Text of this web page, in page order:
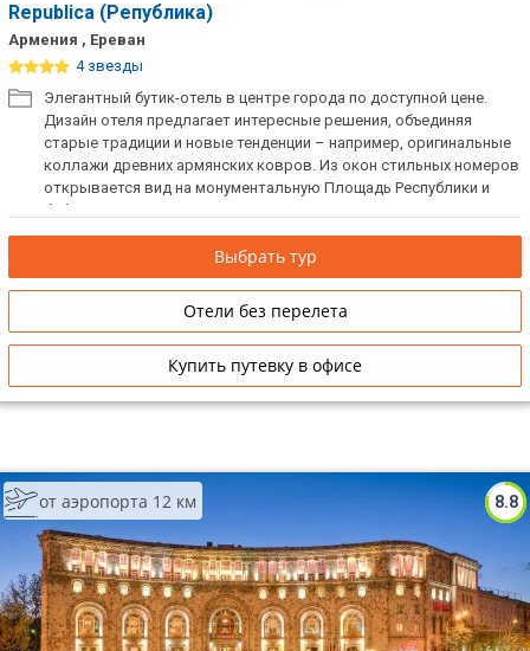
Republica (Република)
Армения , Ереван
4 звезды
Элегантный бутик-отель в центре города по доступной цене.
Дизайн отеля предлагает интересные решения, объединяя
старые традиции и новые тенденции – например, оригинальные
коллажи древних армянских ковров. Из окон стильных номеров
открывается вид на монументальную Площадь Республики и
библейскую гору Арарат.
Выбрать тур
Отели без перелета
Купить путевку в офисе
8.8
от аэропорта 12 км